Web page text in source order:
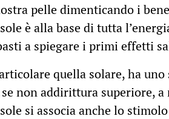
pelle dimenticando i
è alla base di tutta
a spiegare i primi effetti
quella solare, ha
non addirittura superiore,
si associa anche lo